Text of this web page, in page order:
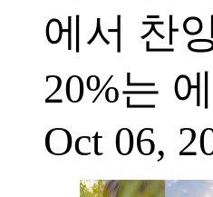
에서 찬
20%는
Oct 06,